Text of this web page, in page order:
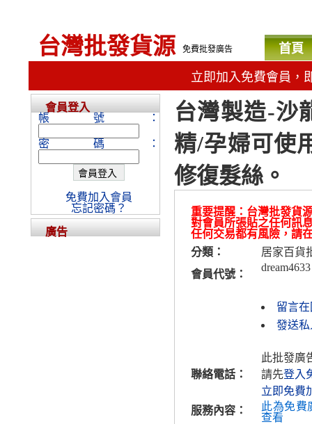
台灣批發貨源 免費批發廣告 首頁
立即加入免費會員，
台灣製造-沙
精/孕婦可使
修復髮絲。
重要提醒：台灣批發貨
對會員所張貼之任何訊
任何交易都有風險，請
分類：
居家百貨
會員代號：
dream4633
留言
發送私
聯絡電話：
此批發廣
請先登入
立即免費
服務內容：
此為免費
查看
會員登入
帳號：
密碼：
免費加入會員
忘記密碼？
廣告